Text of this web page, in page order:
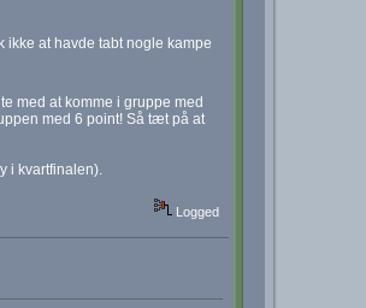
ikke at havde tabt nogle kampe
med at komme i gruppe med
med 6 point! Så tæt på at
i kvartfinalen).
Logged